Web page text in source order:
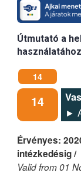
Útmutató a
14
14
►
Érvényes:
intézkedésig /
Valid from 01